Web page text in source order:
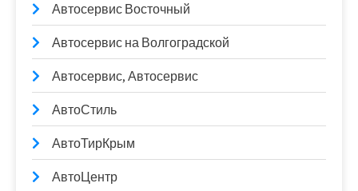
Автосервис Восточный
Автосервис на Волгоградской
Автосервис, Автосервис
АвтоСтиль
АвтоТирКрым
АвтоЦентр